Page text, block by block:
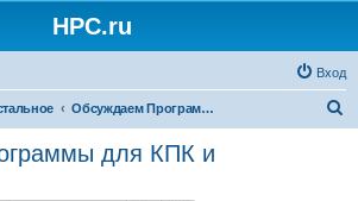
HPC.ru
Вход
Обсуждаем Программы для КПК и смартфонов
для КПК и